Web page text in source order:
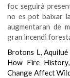
foc seguirà
no es pot baixar
augmentaran de
gran incendi
Brotons L,
How Fire
Change Affect